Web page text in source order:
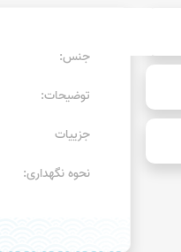
جنس:
توضیحات:
جزییات
نحوه نگهداری: